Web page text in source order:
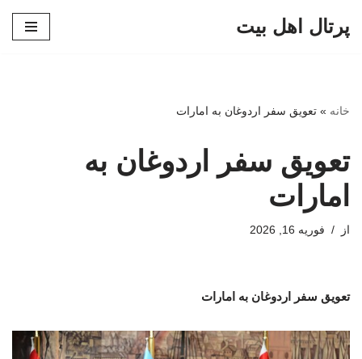
پرتال اهل بیت
خانه » تعویق سفر اردوغان به امارات
تعویق سفر اردوغان به
امارات
از فوریه 16, 2026
تعویق سفر اردوغان به امارات